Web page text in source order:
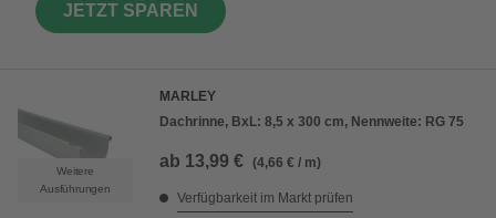
JETZT SPAREN
Weitere
Ausführungen
MARLEY
Dachrinne, BxL: 8,5 x 300 cm, Nennweite: RG 75
ab 13,99 € (4,66 € / m)
Verfügbarkeit im Markt prüfen